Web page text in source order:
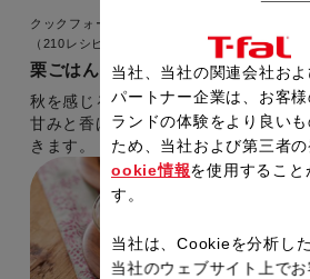
クックフォーミー エクスプレス
（210レシピ内蔵）
栗ごはん
秋を感じる栗ごはん。栗の
甘みと香ばしさに食欲がわ
きます。 【準備時間：3分】
クックフ
（210レシ
鮭とき
海と山
詰まっ
当社、当社の関連会社お
パートナー企業は、お客
ランドの体験をより良い
ため、当社および第三者
ookie情報を使用すること
す。
当社は、Cookieを分析した
当社のウェブサイト上で